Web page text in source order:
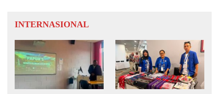
INTERNASIONAL